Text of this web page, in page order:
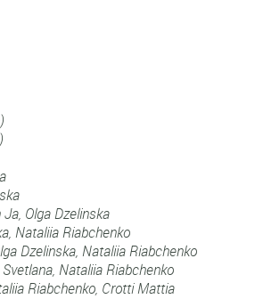
Olga Dzelinska
Nataliia Riabchenko
Dzelinska, Nataliia Riabchenko
Nataliia Riabchenko
Riabchenko, Crotti Mattia